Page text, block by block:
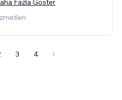
Fazla Göster
3 4